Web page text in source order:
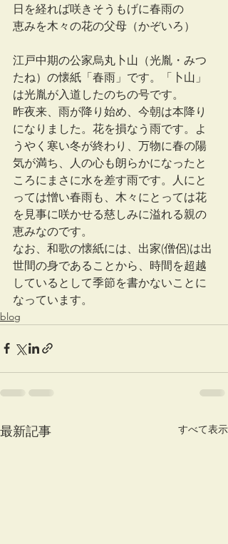
日を経れば咲きそうもげに春雨の
恵みを木々の花の父母（かぞいろ）
江戸中期の公家烏丸卜山（光胤・みつ
たね）の懐紙「春雨」です。「卜山」
は光胤が入道したのちの号です。
昨夜来、雨が降り始め、今朝は本降り
になりました。花を損なう雨です。よ
うやく寒い冬が終わり、万物に春の陽
気が満ち、人の心も朗らかになったと
ころにまさに水を差す雨です。人にと
っては憎い春雨も、木々にとっては花
を見事に咲かせる慈しみに溢れる親の
恵みなのです。
なお、和歌の懐紙には、出家(僧侶)は出
世間の身であることから、時間を超越
しているとして季節を書かないことに
なっています。
blog
最新記事 すべて表示